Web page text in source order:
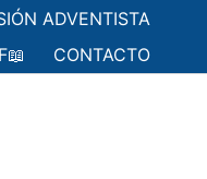
ADVENTISTA
CONTACTO